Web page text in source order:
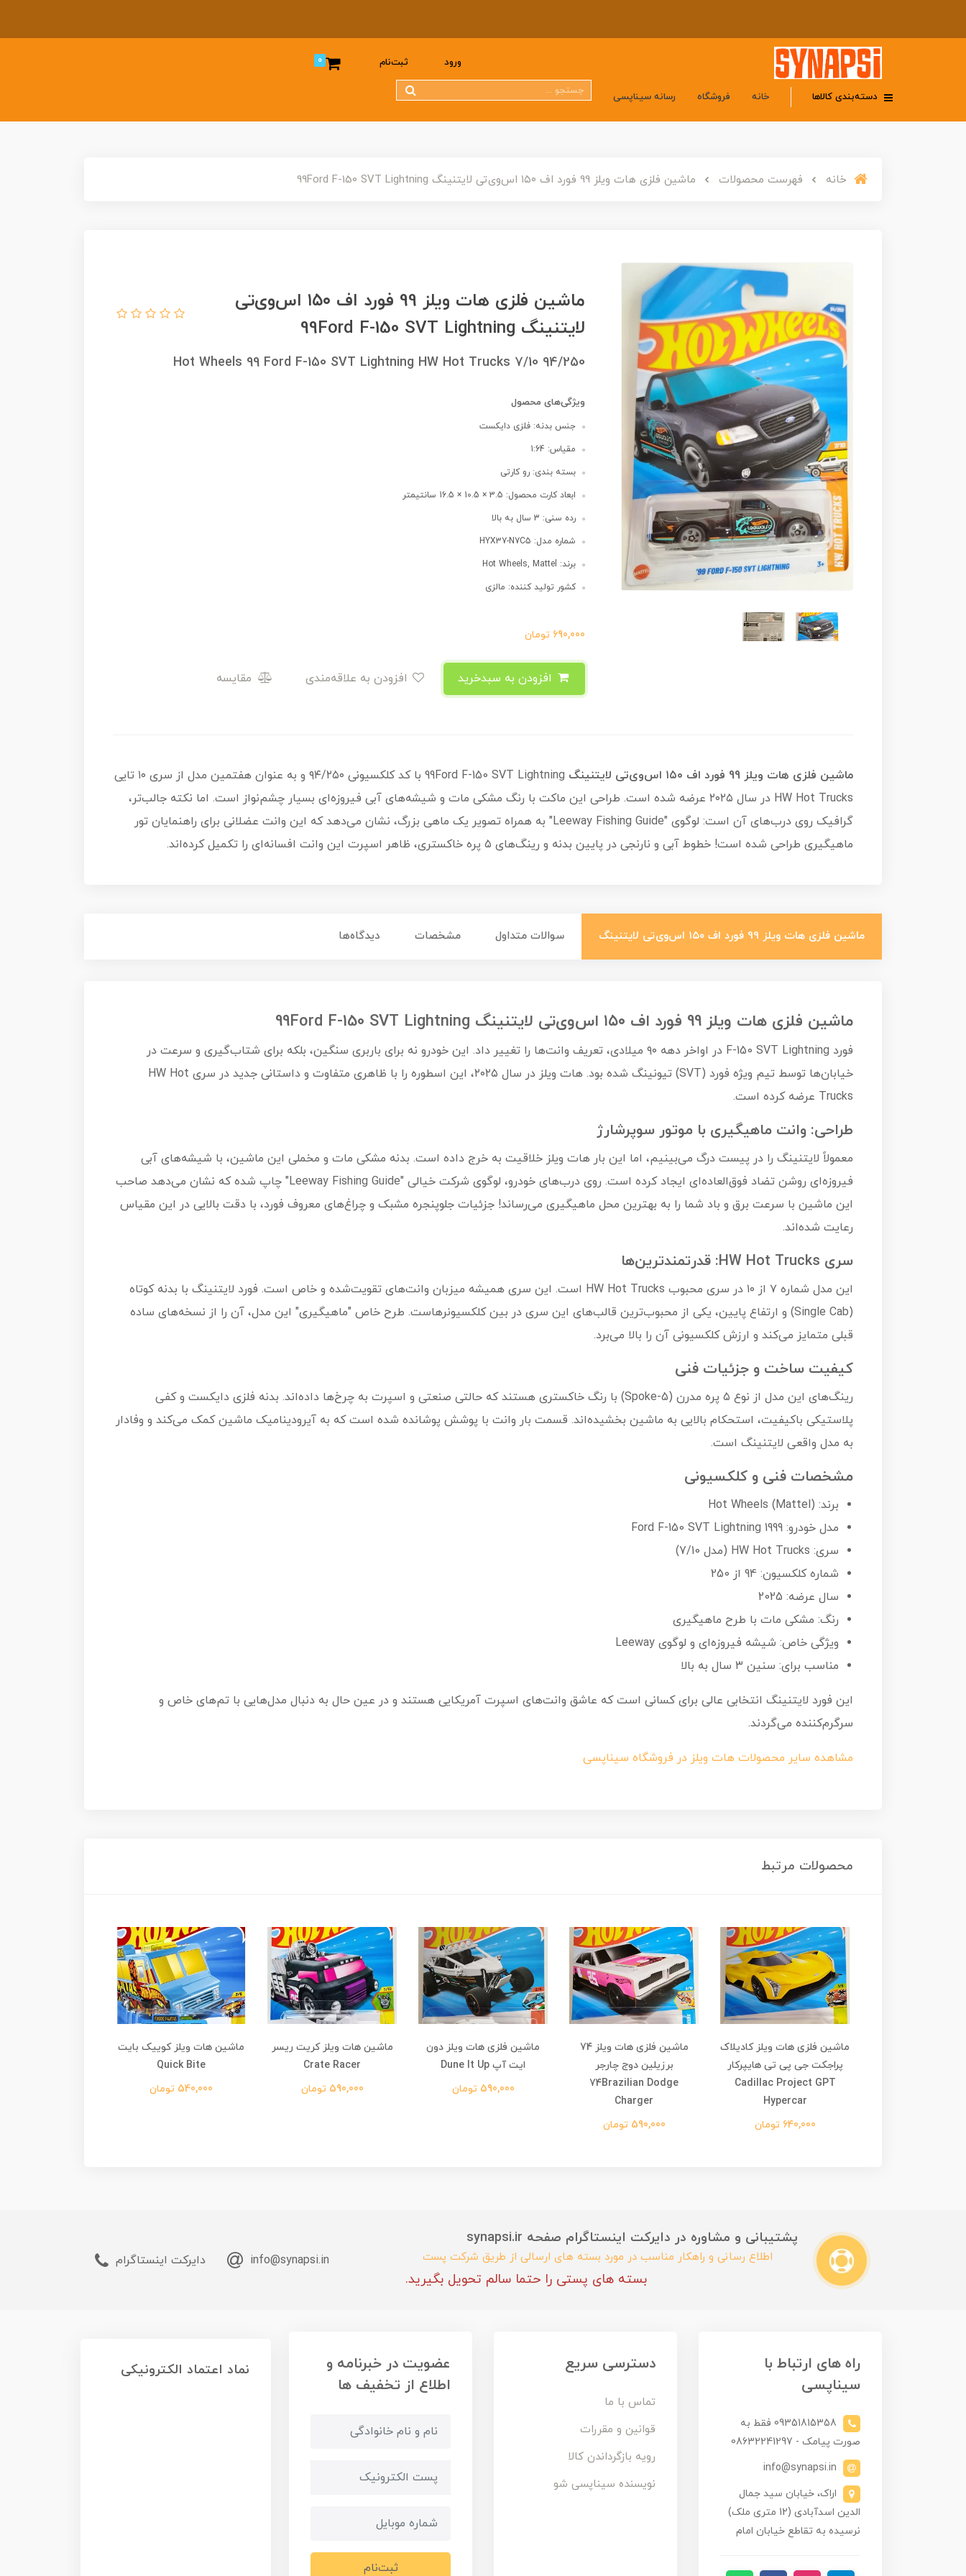
ورود ثبت‌نام 0
دسته‌بندی کالاها خانه فروشگاه رسانه سیناپسی
خانه فهرست محصولات ماشین فلزی هات ویلز 99 فورد اف ۱۵۰ اس‌وی‌تی لایتنینگ 99Ford F-150 SVT Lightning
ماشین فلزی هات ویلز 99 فورد اف ۱۵۰ اس‌وی‌تی
لایتنینگ 99Ford F-150 SVT Lightning
Hot Wheels 99 Ford F-150 SVT Lightning HW Hot Trucks 7/10 94/250
ویژگی‌های محصول
جنس بدنه: فلزی دایکست
مقیاس: 1:64
بسته بندی: رو کارتی
ابعاد کارت محصول: 3.5 × 10.5 × 16.5 سانتیمتر
رده سنی: 3 سال به بالا
شماره مدل: HYX37-N7C5
برند: Hot Wheels, Mattel
کشور تولید کننده: مالزی
690,000 تومان
مقایسه
ماشین فلزی هات ویلز 99 فورد اف ۱۵۰ اس‌وی‌تی لایتنینگ
99Ford F-150 SVT Lightning با کد کلکسیونی ۹۴/۲۵۰ و به عنوان هفتمین مدل از سری ۱۰ تایی
HW Hot Trucks در سال ۲۰۲۵ عرضه شده است. طراحی این ماکت با رنگ مشکی مات و شیشه‌های آبی فیروزه‌ای بسیار چشم‌نواز است. اما نکته جالب‌تر،
گرافیک روی درب‌های آن است: لوگوی "Leeway Fishing Guide" به همراه تصویر یک ماهی بزرگ، نشان می‌دهد که این وانت عضلانی برای راهنمایان تور
ماهیگیری طراحی شده است! خطوط آبی و نارنجی در پایین بدنه و رینگ‌های ۵ پره خاکستری، ظاهر اسپرت این وانت افسانه‌ای را تکمیل کرده‌اند.
ماشین فلزی هات ویلز 99 فورد اف ۱۵۰ اس‌وی‌تی لایتنینگ سوالات متداول مشخصات دیدگاه‌ها
ماشین فلزی هات ویلز 99 فورد اف ۱۵۰ اس‌وی‌تی لایتنینگ 99Ford F-150 SVT Lightning
فورد F-150 SVT Lightning در اواخر دهه ۹۰ میلادی، تعریف وانت‌ها را تغییر داد. این خودرو نه برای باربری سنگین، بلکه برای شتاب‌گیری و سرعت در
خیابان‌ها توسط تیم ویژه فورد (SVT) تیونینگ شده بود. هات ویلز در سال ۲۰۲۵، این اسطوره را با ظاهری متفاوت و داستانی جدید در سری HW Hot
Trucks عرضه کرده است.
طراحی: وانت ماهیگیری با موتور سوپرشارژ
معمولاً لایتنینگ را در پیست درگ می‌بینیم، اما این بار هات ویلز خلاقیت به خرج داده است. بدنه مشکی مات و مخملی این ماشین، با شیشه‌های آبی
فیروزه‌ای روشن تضاد فوق‌العاده‌ای ایجاد کرده است. روی درب‌های خودرو، لوگوی شرکت خیالی "Leeway Fishing Guide" چاپ شده که نشان می‌دهد صاحب
این ماشین با سرعت برق و باد شما را به بهترین محل ماهیگیری می‌رساند! جزئیات جلوپنجره مشبک و چراغ‌های معروف فورد، با دقت بالایی در این مقیاس
رعایت شده‌اند.
سری HW Hot Trucks: قدرتمندترین‌ها
این مدل شماره ۷ از ۱۰ در سری محبوب HW Hot Trucks است. این سری همیشه میزبان وانت‌های تقویت‌شده و خاص است. فورد لایتنینگ با بدنه کوتاه
(Single Cab) و ارتفاع پایین، یکی از محبوب‌ترین قالب‌های این سری در بین کلکسیونرهاست. طرح خاص "ماهیگیری" این مدل، آن را از نسخه‌های ساده
قبلی متمایز می‌کند و ارزش کلکسیونی آن را بالا می‌برد.
کیفیت ساخت و جزئیات فنی
رینگ‌های این مدل از نوع ۵ پره مدرن (5-Spoke) با رنگ خاکستری هستند که حالتی صنعتی و اسپرت به چرخ‌ها داده‌اند. بدنه فلزی دایکست و کفی
پلاستیکی باکیفیت، استحکام بالایی به ماشین بخشیده‌اند. قسمت بار وانت با پوشش پوشانده شده است که به آیرودینامیک ماشین کمک می‌کند و وفادار
به مدل واقعی لایتنینگ است.
مشخصات فنی و کلکسیونی
برند: Hot Wheels (Mattel)
مدل خودرو: 1999 Ford F-150 SVT Lightning
سری: HW Hot Trucks (مدل 7/10)
شماره کلکسیون: 94 از 250
سال عرضه: 2025
رنگ: مشکی مات با طرح ماهیگیری
ویژگی خاص: شیشه فیروزه‌ای و لوگوی Leeway
مناسب برای: سنین ۳ سال به بالا
این فورد لایتنینگ انتخابی عالی برای کسانی است که عاشق وانت‌های اسپرت آمریکایی هستند و در عین حال به دنبال مدل‌هایی با تم‌های خاص و
سرگرم‌کننده می‌گردند.
مشاهده سایر محصولات هات ویلز در فروشگاه سیناپسی
محصولات مرتبط
ماشین فلزی هات ویلز کادیلاک
پراجکت جی پی تی هایپرکار
Cadillac Project GPT
Hypercar
640,000 تومان
ماشین فلزی هات ویلز 74
برزیلین دوج چارجر
74Brazilian Dodge
Charger
590,000 تومان
ماشین فلزی هات ویلز دون
ایت آپ Dune It Up
590,000 تومان
ماشین هات ویلز کریت ریسر
Crate Racer
590,000 تومان
ماشین هات ویلز کوییک بایت
Quick Bite
540,000 تومان
پشتیبانی و مشاوره در دایرکت اینستاگرام صفحه synapsi.ir
اطلاع رسانی و راهکار مناسب در مورد بسته های ارسالی از طریق شرکت پست
بسته های پستی را حتما سالم تحویل بگیرید.
info@synapsi.in دایرکت اینستاگرام
راه های ارتباط با
سیناپسی
09351815358 فقط به
صورت پیامک - 08632241297
info@synapsi.in
اراک، خیابان سید جمال
الدین اسدآبادی (12 متری ملک)
نرسیده به تقاطع خیابان امام
دسترسی سریع
تماس با ما
قوانین و مقررات
رویه بازگرداندن کالا
نویسنده سیناپسی شو
عضویت در خبرنامه و
اطلاع از تخفیف ها
ثبت‌نام
نماد اعتماد الکترونیکی